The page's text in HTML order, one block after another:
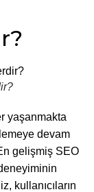
yaşanmakta
devam
gelişmiş SEO
kullanıcıların